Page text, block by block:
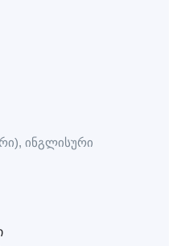
ინგლისური